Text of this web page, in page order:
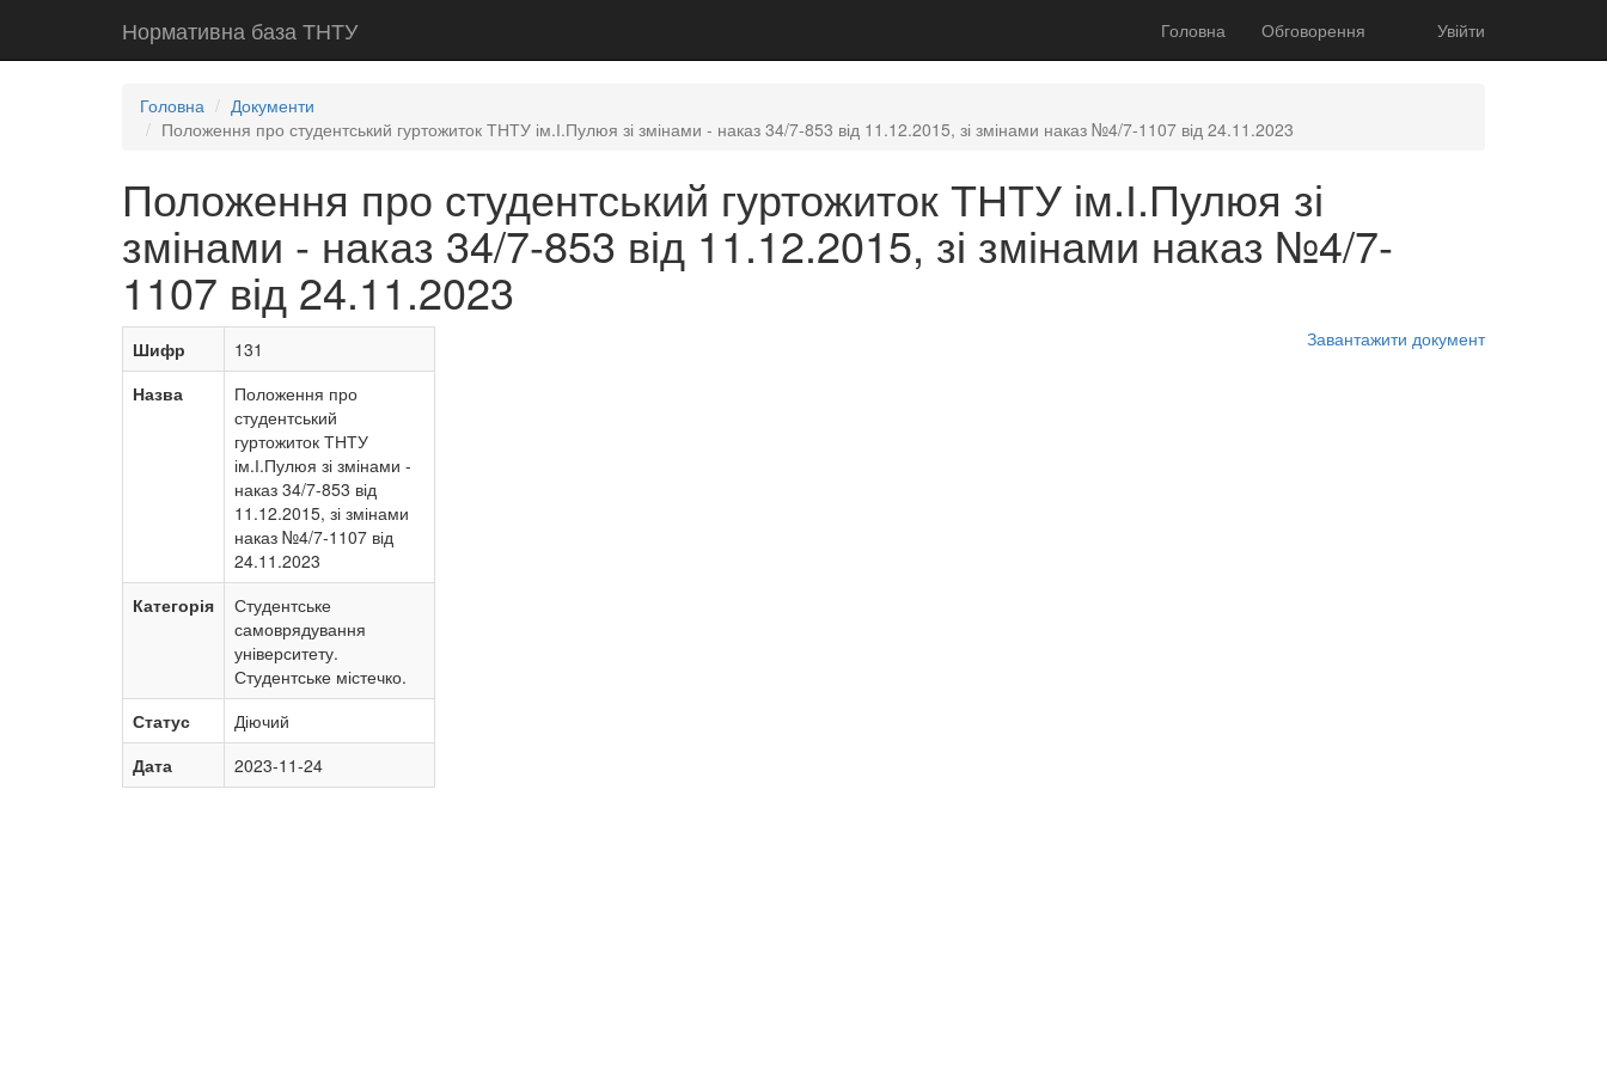
Нормативна база ТНТУ Головна Обговорення Увійти
Головна
Документи
Положення про студентський гуртожиток ТНТУ ім.І.Пулюя зі змінами - наказ 34/7-853 від 11.12.2015, зі змінами наказ №4/7-1107 від 24.11.2023
Положення про студентський гуртожиток ТНТУ ім.І.Пулюя зі
змінами - наказ 34/7-853 від 11.12.2015, зі змінами наказ №4/7-
1107 від 24.11.2023
Шифр
131
Назва
Положення про
студентський
гуртожиток ТНТУ
ім.І.Пулюя зі змінами -
наказ 34/7-853 від
11.12.2015, зі змінами
наказ №4/7-1107 від
24.11.2023
Категорія
Студентське
самоврядування
університету.
Студентське містечко.
Статус
Діючий
Дата
2023-11-24
Завантажити документ